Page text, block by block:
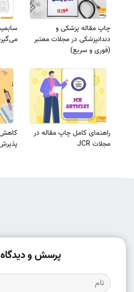
چاپ مقاله پزشکی و
دندانپزشکی در مجلات معتبر
(فوری و سریع)
راهنمای کامل چاپ مقاله در
مجلات JCR
پرسش و